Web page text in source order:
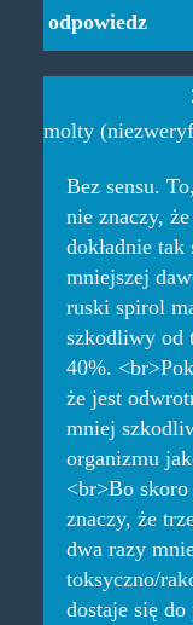
odpowiedz
molty
Bez sensu.
nie znaczy,
dokładnie
mniejszej
ruski spirol
szkodliwy od
40%.
że jest
mniej
organizmu
<br>Bo
znaczy, że
dwa razy
toksyczno/
dostaje się do